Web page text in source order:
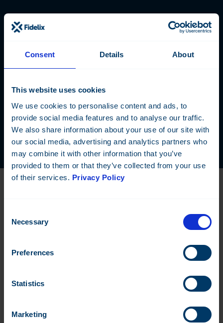
Consent Details About
This website uses cookies
We use cookies to personalise content and ads, to
provide social media features and to analyse our traffic.
We also share information about your use of our site with
our social media, advertising and analytics partners who
may combine it with other information that you’ve
provided to them or that they’ve collected from your use
of their services. Privacy Policy
Selection
Necessary
Preferences
Statistics
Marketing
stort antal tillverkare som vi kan erbjuda våra kunder verkligt
skräddarsydda och behovsanpassade systemlösningar. Lösningar
fastighetsautomation. Att Fidelix system är baserat på öppna
standarder har möjliggjort smidiga kundanpassningar i de många
tusen referensprojekten runt om i Europa.